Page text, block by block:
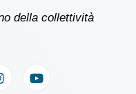
della collettività